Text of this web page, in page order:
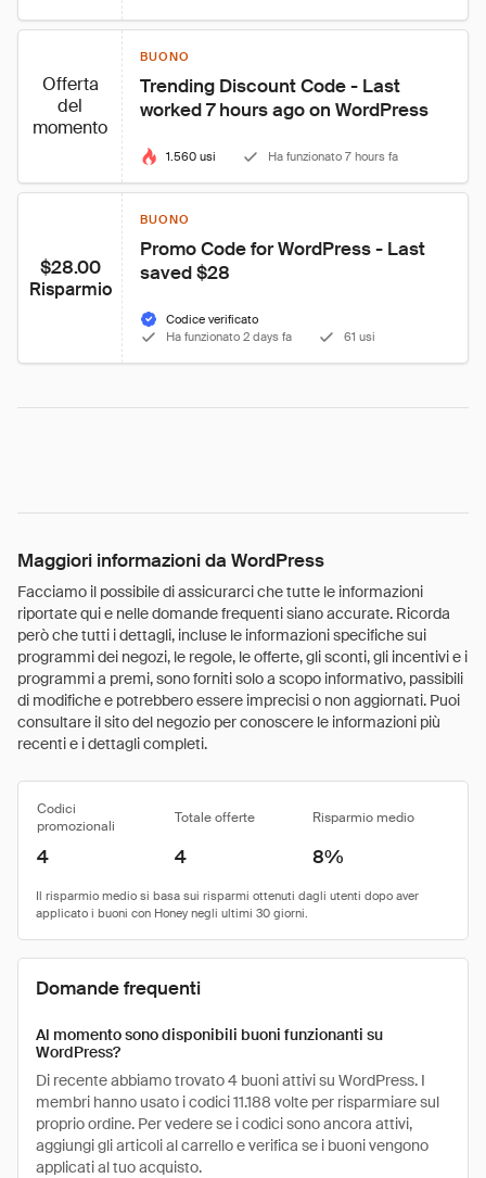
Offerta
del
momento
BUONO
Trending Discount Code - Last
worked 7 hours ago on WordPress
1.560 usi Ha funzionato 7 hours fa
$28.00
Risparmio
BUONO
Promo Code for WordPress - Last
saved $28
Codice verificato
Ha funzionato 2 days fa
61 usi
Maggiori informazioni da WordPress
Facciamo il possibile di assicurarci che tutte le informazioni
riportate qui e nelle domande frequenti siano accurate. Ricorda
però che tutti i dettagli, incluse le informazioni specifiche sui
programmi dei negozi, le regole, le offerte, gli sconti, gli incentivi e i
programmi a premi, sono forniti solo a scopo informativo, passibili
di modifiche e potrebbero essere imprecisi o non aggiornati. Puoi
consultare il sito del negozio per conoscere le informazioni più
recenti e i dettagli completi.
Codici
promozionali
Totale offerte Risparmio medio
4 4 8%
Domande frequenti
Al momento sono disponibili buoni funzionanti su
WordPress?
Di recente abbiamo trovato 4 buoni attivi su WordPress. I
membri hanno usato i codici 11.188 volte per risparmiare sul
proprio ordine. Per vedere se i codici sono ancora attivi,
aggiungi gli articoli al carrello e verifica se i buoni vengono
applicati al tuo acquisto.